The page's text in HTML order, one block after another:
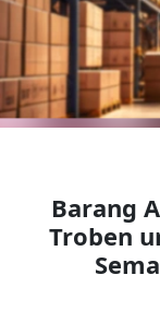
Barang
Troben